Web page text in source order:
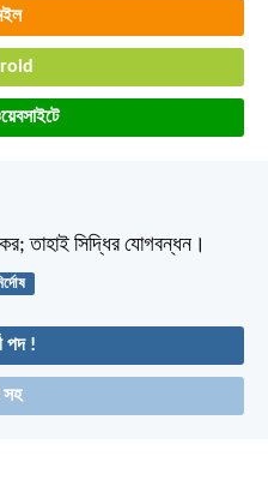
তাহাই সিদ্ধির যোগবন্ধন।
পদ !
সহ